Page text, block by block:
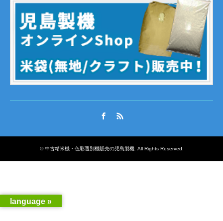
©中古精米機・色彩選別機販売の児島製機. All Rights Reserved.
language »